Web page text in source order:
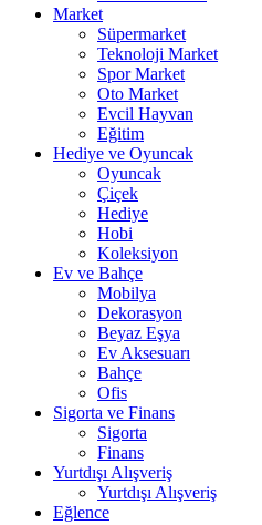
Market
Süpermarket
Teknoloji Market
Spor Market
Oto Market
Evcil Hayvan
Eğitim
Hediye ve Oyuncak
Oyuncak
Çiçek
Hediye
Hobi
Koleksiyon
Ev ve Bahçe
Mobilya
Dekorasyon
Beyaz Eşya
Ev Aksesuarı
Bahçe
Ofis
Sigorta ve Finans
Sigorta
Finans
Yurtdışı Alışveriş
Yurtdışı Alışveriş
Eğlence